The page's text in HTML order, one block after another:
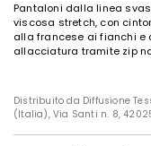
Pantaloni dalla linea
viscosa stretch, con
alla francese ai fianchi e
allacciatura tramite zip
Distribuito da Diffusione
(Italia), Via Santi n. 8,